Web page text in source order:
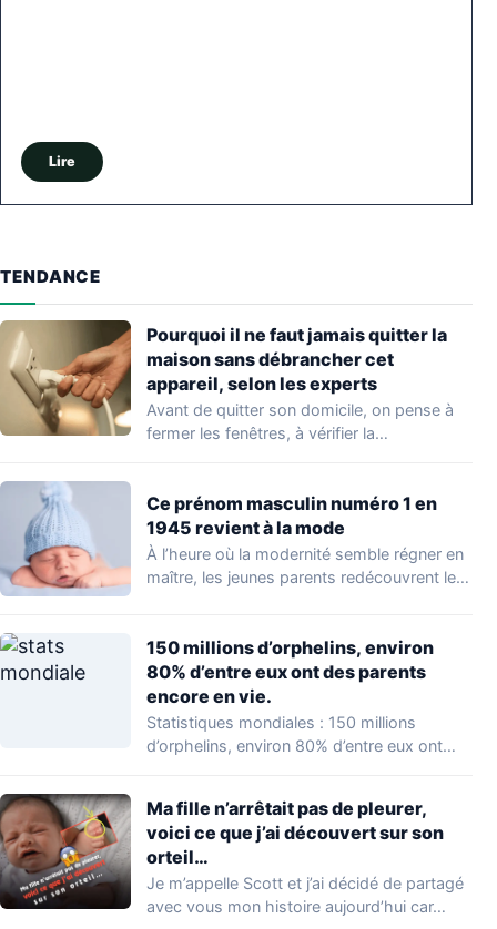
Lire
TENDANCE
Pourquoi il ne faut jamais quitter la
maison sans débrancher cet
appareil, selon les experts
Avant de quitter son domicile, on pense à
fermer les fenêtres, à vérifier la…
Ce prénom masculin numéro 1 en
1945 revient à la mode
À l’heure où la modernité semble régner en
maître, les jeunes parents redécouvrent le…
150 millions d’orphelins, environ
80% d’entre eux ont des parents
encore en vie.
Statistiques mondiales : 150 millions
d’orphelins, environ 80% d’entre eux ont
Ma fille n’arrêtait pas de pleurer,
voici ce que j’ai découvert sur son
orteil…
Je m’appelle Scott et j’ai décidé de partagé
avec vous mon histoire aujourd’hui car…